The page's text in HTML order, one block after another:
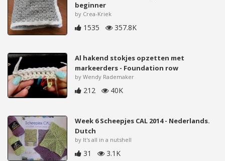
beginner
by Crea-Kriek
1535 357.8K
Al hakend stokjes opzetten met
markeerders - Foundation row
by Wendy Rademaker
212 40K
Week 6 Scheepjes CAL 2014 - Nederlands.
Dutch
by It's all in a nutshell
31 3.1K